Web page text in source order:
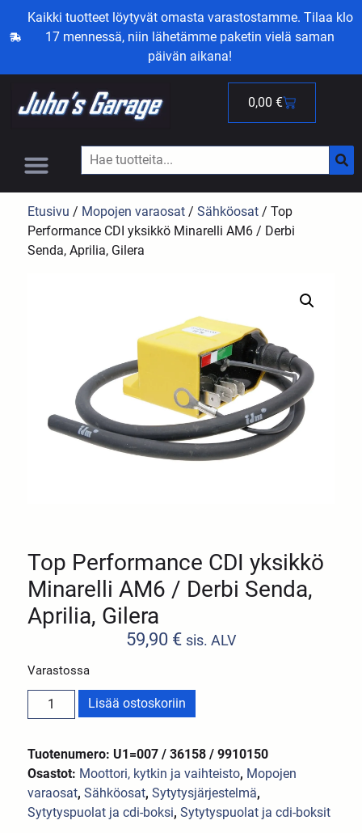
Kaikki tuotteet löytyvät omasta varastostamme. Tilaa klo
17 mennessä, niin lähetämme paketin vielä saman
päivän aikana!
0,00 €
Etusivu / Mopojen varaosat /Sähköosat / Top
Performance CDI yksikkö Minarelli AM6 / Derbi
Senda, Aprilia, Gilera
Top Performance CDI yksikkö
Minarelli AM6 / Derbi Senda,
Aprilia, Gilera
59,90 € sis. ALV
Varastossa
Lisää ostoskoriin
Tuotenumero: U1=007 / 36158 / 9910150
Osastot: Moottori, kytkin ja vaihteisto, Mopojen
varaosat,Sähköosat,Sytytysjärjestelmä,
Sytytyspuolat ja cdi-boksi,Sytytyspuolat ja cdi-boksit